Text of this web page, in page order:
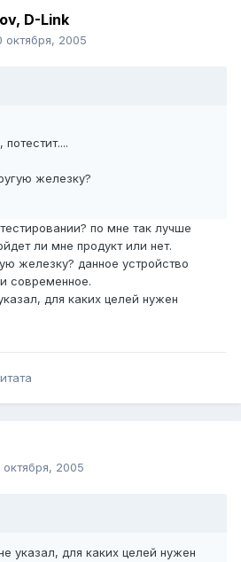
D-Link
октября, 2005
потестит....
железку?
по мне так лучше
ли мне продукт или нет.
железку? данное устройство
современное.
для каких целей нужен
октября, 2005
указал, для каких целей нужен